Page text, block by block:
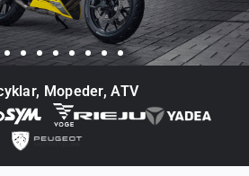
OCH PROVKÖR
HONDA CB750
MED
Mopeder, ATV